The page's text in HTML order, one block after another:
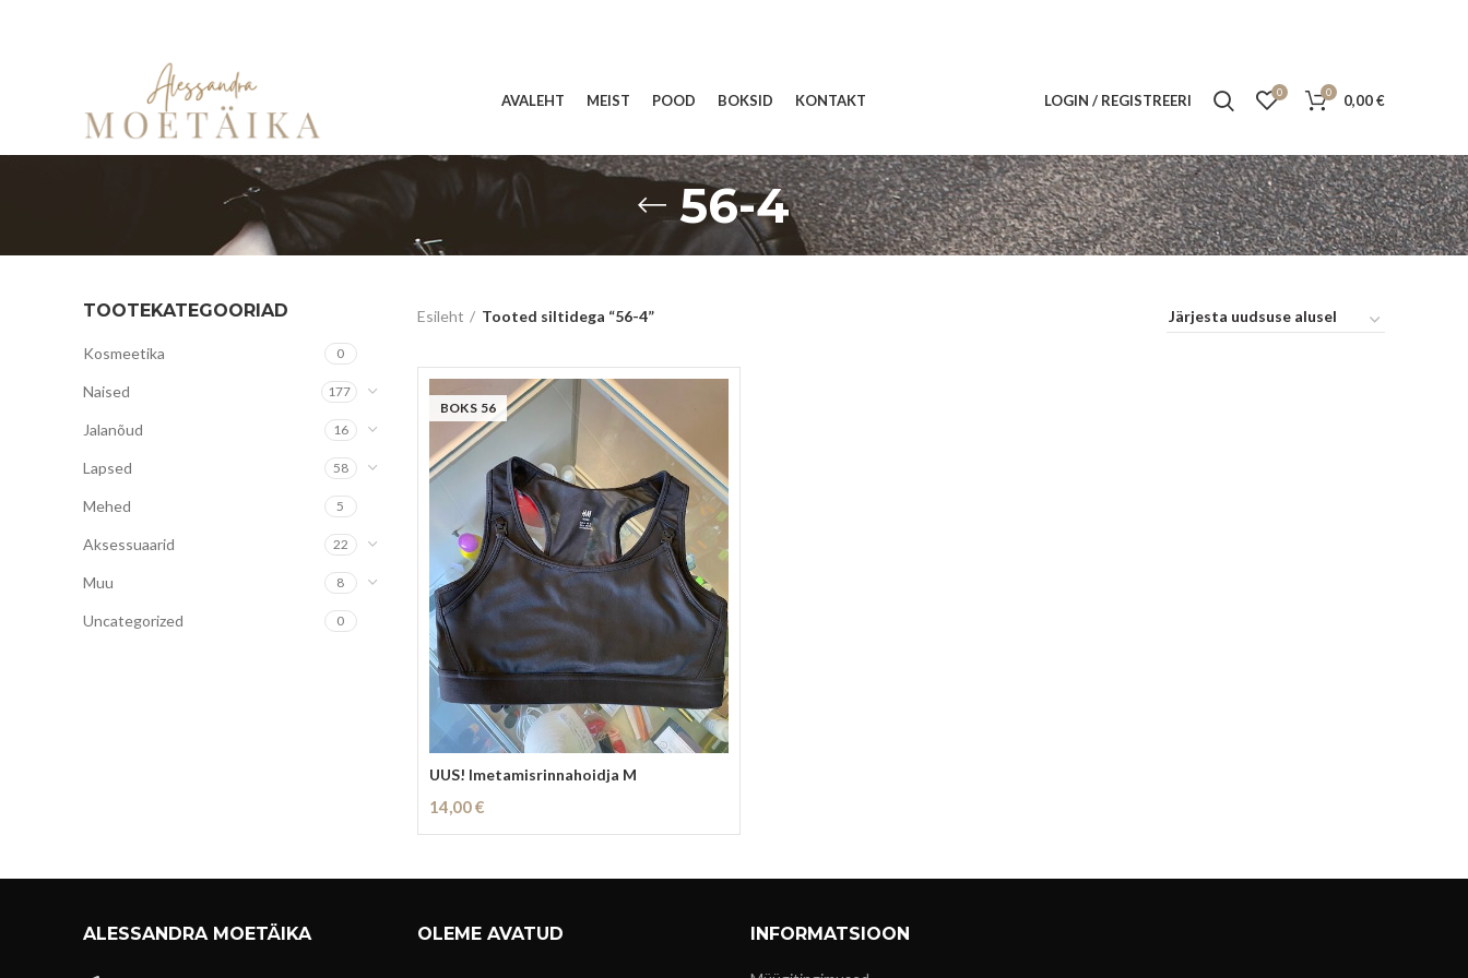
AVALEHT MEIST POOD BOKSID KONTAKT LOGIN / REGISTREERI 0 0 0,00€
56-4
TOOTEKATEGOORIAD
Kosmeetika 0
Naised 177
Jalanõud 16
Lapsed 58
Mehed 5
Aksessuaarid 22
Muu 8
Uncategorized 0
Esileht Tooted siltidega “56-4”
BOKS 56
UUS! Imetamisrinnahoidja M
14,00€
Lisa Korvi
ALESSANDRA MOETÄIKA OLEME AVATUD INFORMATSIOON